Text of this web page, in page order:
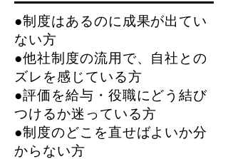
●制度はあるのに成果が出てい
ない方
●他社制度の流用で、自社との
ズレを感じている方
●評価を給与・役職にどう結び
つけるか迷っている方
●制度のどこを直せばよいか分
からない方